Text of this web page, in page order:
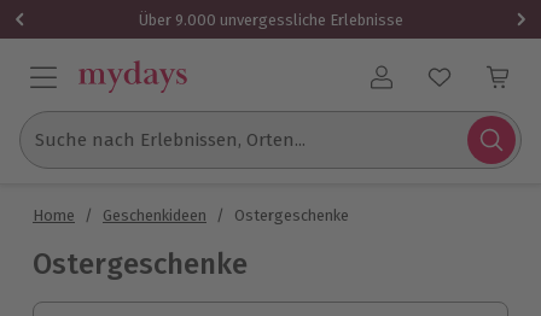
Über 9.000 unvergessliche Erlebnisse
Benutzerkonto
Suche nach Erlebnissen, Orten...
Home / Geschenkideen / Ostergeschenke
Ostergeschenke